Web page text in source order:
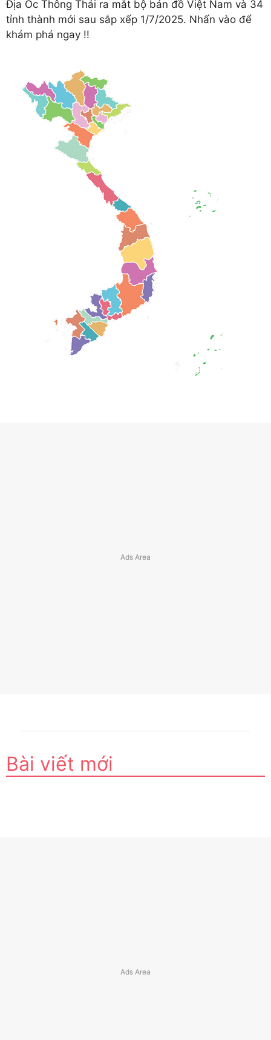
Địa Ốc Thông Thái ra mắt bộ bản đồ Việt Nam và 34
tỉnh thành mới sau sắp xếp 1/7/2025. Nhấn vào để
khám phá ngay !!
Bài viết mới